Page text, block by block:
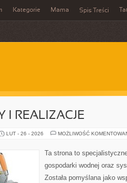
Kategorie Mama Spis Treści
I REALIZACJE
LUT - 26 - 2026 MOŻLIWOŚĆ
Ta strona to
gospodarki wodnej oraz
Została pomyślana jako